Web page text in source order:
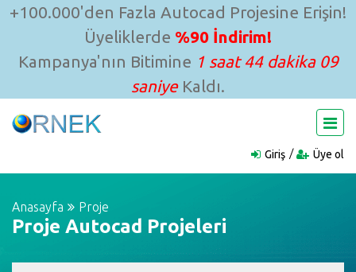
+100.000'den Fazla Autocad Projesine Erişin!
Üyeliklerde %90 İndirim!
Kampanya'nın Bitimine 1 saat 44 dakika 08
saniyeKaldı.
Giriş Üye ol
Anasayfa Proje
Proje Autocad Projeleri